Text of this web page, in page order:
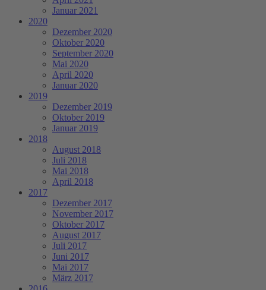
Januar 2021
2020
Dezember 2020
Oktober 2020
September 2020
Mai 2020
April 2020
Januar 2020
2019
Dezember 2019
Oktober 2019
Januar 2019
2018
August 2018
Juli 2018
Mai 2018
April 2018
2017
Dezember 2017
November 2017
Oktober 2017
August 2017
Juli 2017
Juni 2017
Mai 2017
März 2017